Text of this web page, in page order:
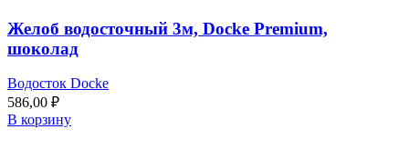
Желоб водосточный 3м, Docke Premium,
шоколад
Водосток Docke
586,00 ₽
В корзину